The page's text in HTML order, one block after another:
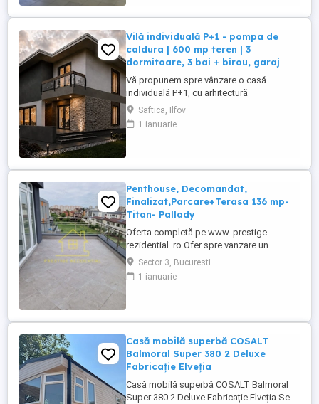
Vilă individuală P+1 - pompa de
caldura | 600 mp teren | 3
dormitoare, 3 bai + birou, garaj
Vă propunem spre vânzare o casă
individuală P+1, cu arhitectură
contemporană și standard energetic
ridicat, pompa de caldura, amplasată în
Saftica, în imediata apropiere a zonei
stradă secundară de numai aproximativ ...
Saftica, Ilfov
1 ianuarie
Penthouse, Decomandat,
Finalizat,Parcare+Terasa 136 mp-
Titan- Pallady
Oferta completă pe www. prestige-
rezidential .ro Ofer spre vanzare un
apartament de 4 camere tip Penthouse, cu
o suprafata de 236 mp, cu Parcare
Subterana Inclusa, proiectul se afla in
cochet compus din 46 de apartamente ...
Sector 3, Bucuresti
1 ianuarie
Casă mobilă superbă COSALT
Balmoral Super 380 2 Deluxe
Fabricație Elveția
Casă mobilă superbă COSALT Balmoral
Super 380 2 Deluxe Fabricație Elveția Se